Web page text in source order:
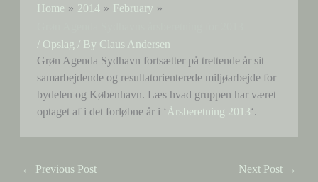
Home 2014
February
/ Opslag / By Claus Andersen
Grøn Agenda Sydhavn fortsætter på trettende år sit
samarbejdende og resultatorienterede miljøarbejde for
bydelen og København. Læs hvad gruppen har været
optaget af i det forløbne år i ‘Årsberetning 2013‘.
← Previous Post Next Post →